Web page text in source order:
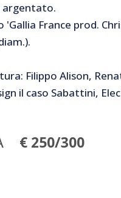
argentato.
'Gallia France prod.
Filippo Alison,
il caso Sabattini,
€ 250/300